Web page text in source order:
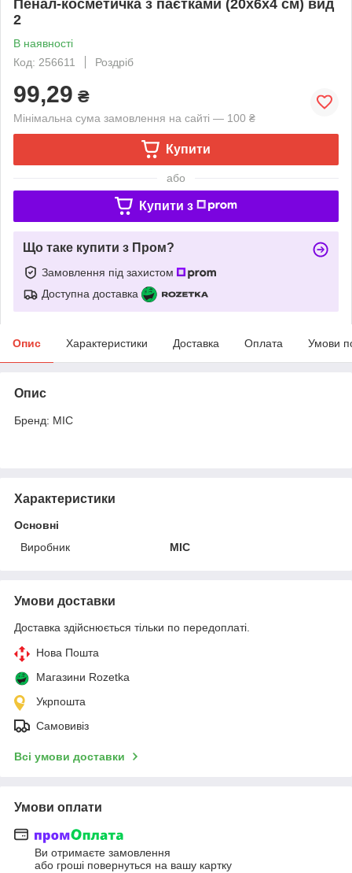
Пенал-косметичка з паєтками (20х6х4 см) вид
2
В наявності
Код: 256611
Роздріб
99,29 ₴
Мінімальна сума замовлення на сайті — 100 ₴
Купити
або
Купити з
Що таке купити з Пром?
Замовлення під захистом
Доступна доставка
Опис Характеристики Доставка Оплата Умови
Опис
Бренд: MIC
Характеристики
Основні
Виробник
MIC
Умови доставки
Доставка здійснюється тільки по передоплаті.
Нова Пошта
Магазини Rozetka
Укрпошта
Самовивіз
Всі умови доставки
Умови оплати
Ви отримаєте замовлення
або гроші повернуться на вашу картку